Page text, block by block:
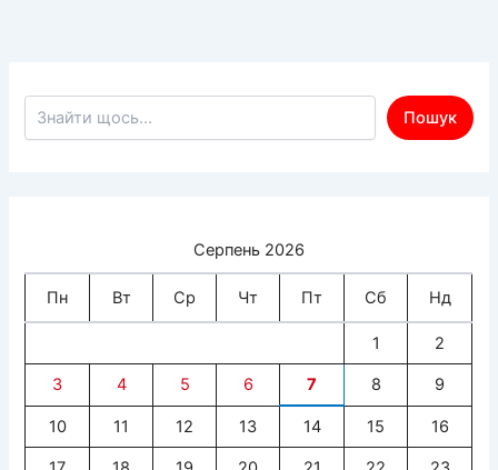
Пошук по сайту
Пошук
Серпень 2026
Пн Вт Ср Чт Пт Сб Нд
1 2
3 4 5 6 7 8 9
10 11 12 13 14 15 16